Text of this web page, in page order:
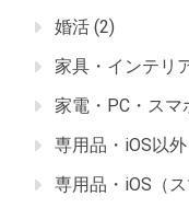
婚活 (2)
家具・インテリ
家電・PC・スマ
専用品・iOS以外
専用品・iOS（ス